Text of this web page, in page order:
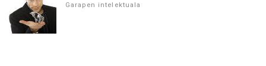
Garapen intelektuala